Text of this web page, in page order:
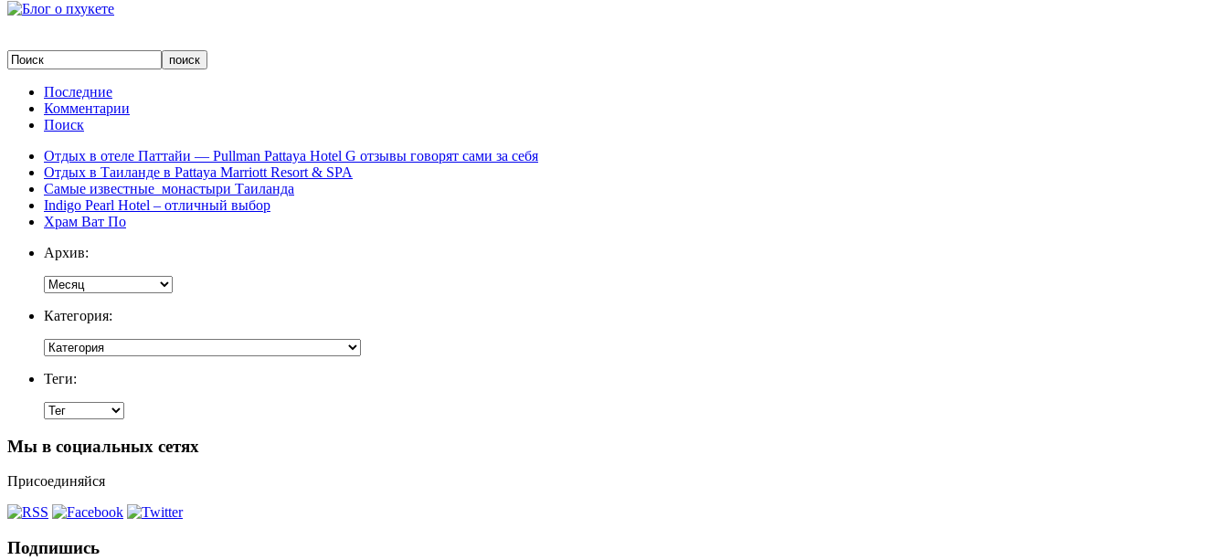
Последние
Комментарии
Поиск
Отдых в отеле Паттайи — Pullman Pattaya Hotel G отзывы говорят сами за себя
Отдых в Таиланде в Pattaya Marriott Resort & SPA
Самые известные монастыри Таиланда
Indigo Pearl Hotel – отличный выбор
Храм Ват По
Архив:
Категория:
Теги:
Мы в социальных сетях
Присоединяйся
Подпишись